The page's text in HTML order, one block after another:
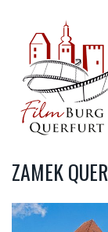
ZAMEK